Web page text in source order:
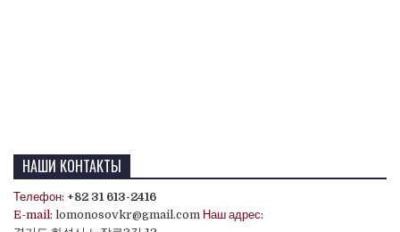
НАШИ КОНТАКТЫ
Телефон: +82 31 613-2416
E-mail: lomonosovkr@gmail.com Наш адрес: